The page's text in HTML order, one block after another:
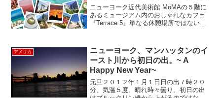
フェ、テラス ５ -Terrace 5
ニューヨーク近代美術館 MoMAの５階に
あるミュージアム内のおしゃれなカフェ
『Terrace 5』単なる休憩場所ではない、
一面大きなガラスで白を基調とした店内
は開放的！屋...
アメリカ
ニューヨーク、マンハッタンのイ
ースト川から初日の出。~ A
Happy New Year~
元旦２０１２年１月１日日の出７時２０
分、気温５度。晴れ時々曇り。初日の出